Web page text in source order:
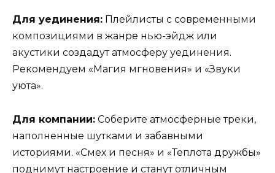
Для уединения: Плейлисты с современными
композициями в жанре нью-эйдж или
акустики создадут атмосферу уединения.
Рекомендуем «Магия мгновения» и «Звуки
уюта».
Для компании: Соберите атмосферные треки,
наполненные шутками и забавными
историями. «Смех и песня» и «Теплота дружбы»
поднимут настроение и станут отличным